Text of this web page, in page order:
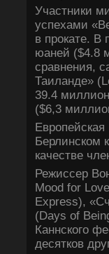
Участники
успехами
в прокате. В
юаней ($4.8
сравнения,
Таиланде­»
39.4
($6,3
Берлинском
качестве­
Режиссер
Mood for
Express),
(Days of
Каннского
де­сятков